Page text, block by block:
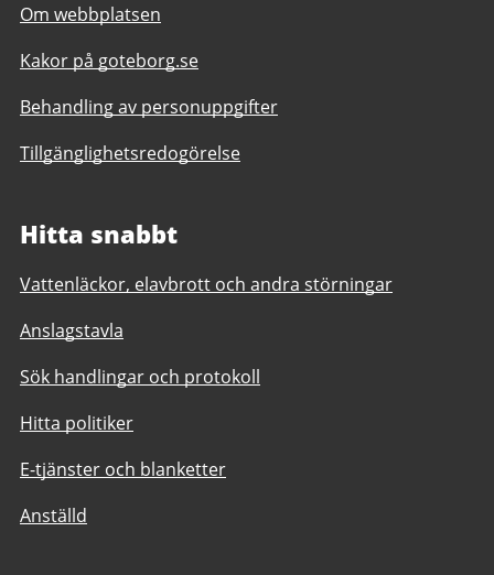
Om webbplatsen
Kakor på goteborg.se
Behandling av personuppgifter
Tillgänglighetsredogörelse
Hitta snabbt
Vattenläckor, elavbrott och andra störningar
Anslagstavla
Sök handlingar och protokoll
Hitta politiker
E-tjänster och blanketter
Anställd